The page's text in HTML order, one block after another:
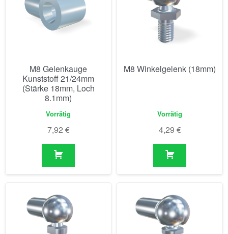
M8 Gelenkauge
Kunststoff 21/24mm
(Stärke 18mm, Loch
8.1mm)
Vorrätig
7,92 €
M8 Winkelgelenk (18mm)
Vorrätig
4,29 €